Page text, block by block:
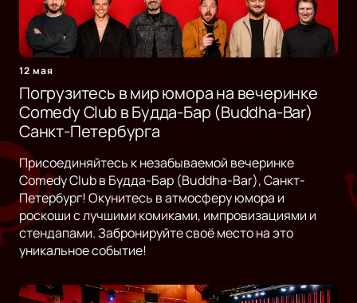
12 мая
Погрузитесь в мир юмора на вечеринке
Comedy Club в Будда-Бар (Buddha-Bar)
Санкт-Петербурга
Присоединяйтесь к незабываемой вечеринке
Comedy Club в Будда-Бар (Buddha-Bar), Санкт-
Петербург! Окунитесь в атмосферу юмора и
роскоши с лучшими комиками, импровизациями и
стендапами. Забронируйте своё место на это
уникальное событие!